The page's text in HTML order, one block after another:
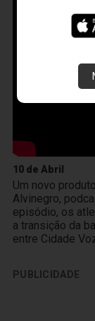
10 de Abril
Um novo
Alvinegro,
episódio, os
a transição da
entre Cidade
PUBLICIDADE